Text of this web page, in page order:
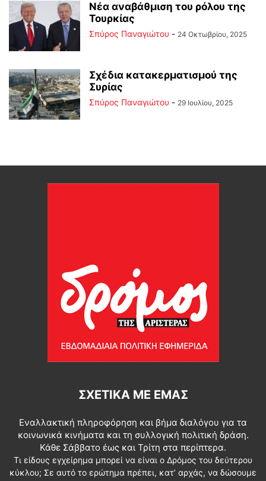
Νέα αναβάθμιση του ρόλου της
Τουρκίας
Σπύρος Παναγιώτου - 24 Οκτωβρίου, 2025
Σχέδια κατακερματισμού της
Συρίας
Σπύρος Παναγιώτου - 29 Ιουλίου, 2025
ΣΧΕΤΙΚΆ ΜΕ ΕΜΆΣ
Εναλλακτική πληροφόρηση και βήμα διαλόγου για τα
κοινωνικά κινήματα και τη συλλογική πολιτική δράση.
Κάθε Σάββατο έως και Τρίτη στα περίπτερα.
Τι είδους εγχείρημα μπορεί να είναι ο Δρόμος του δεύτερου
κύκλου; Σε αυτό το ερώτημα πρέπει, κατ’ αρχάς, να δώσουμε